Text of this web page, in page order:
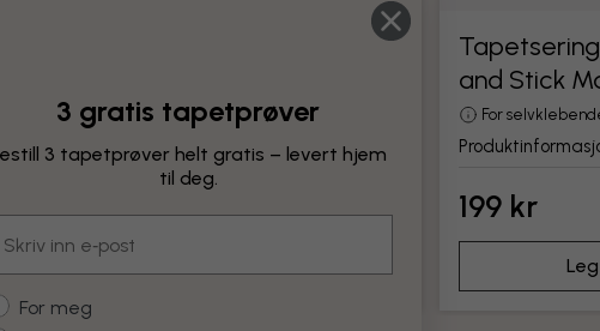
Produktinformasjon
199 kr
and Stick
For
199 kr
3 gratis tapetprøver
3 tapetprøver helt gratis – levert hjem
til deg.
type
For meg